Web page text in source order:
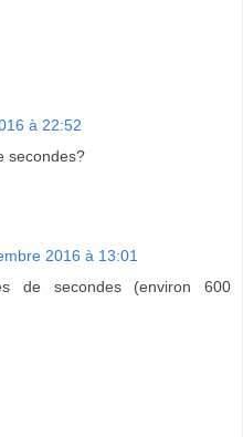
à 22:52
secondes?
2016 à 13:01
de secondes (environ 600